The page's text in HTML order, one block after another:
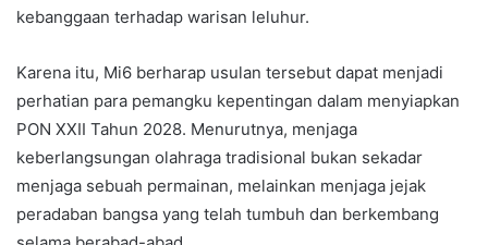
kebanggaan terhadap warisan leluhur.
Karena itu, Mi6 berharap usulan tersebut dapat menjadi
perhatian para pemangku kepentingan dalam menyiapkan
PON XXII Tahun 2028. Menurutnya, menjaga
keberlangsungan olahraga tradisional bukan sekadar
menjaga sebuah permainan, melainkan menjaga jejak
peradaban bangsa yang telah tumbuh dan berkembang